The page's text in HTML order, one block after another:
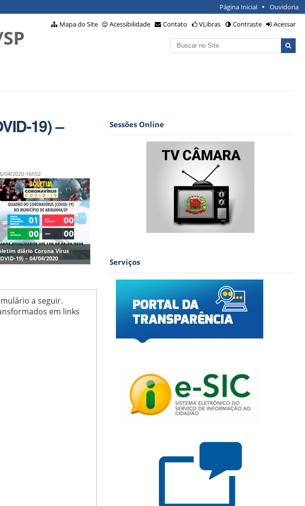
Página Inicial Ouvidoria
Mapa do Site Acessibilidade Contato VLibras Contraste
Acessar
Busca
19) –
04/2020 16h52
diário Corona Vírus
19) – 04/04/2020
a seguir.
em links
Sessões Online
Serviços